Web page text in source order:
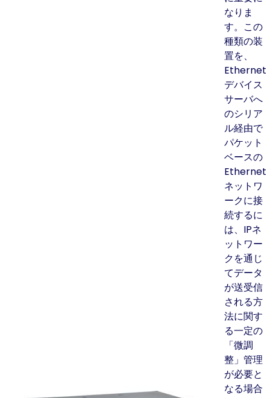
なりま
す。この
種類の装
置を、
Ethernet
デバイス
サーバへ
のシリア
ル経由で
パケット
ベースの
Ethernet
ネットワ
ークに接
続するに
は、IPネ
ットワー
クを通じ
てデータ
が送受信
される方
法に関す
る一定の
「微調
整」管理
が必要と
なる場合